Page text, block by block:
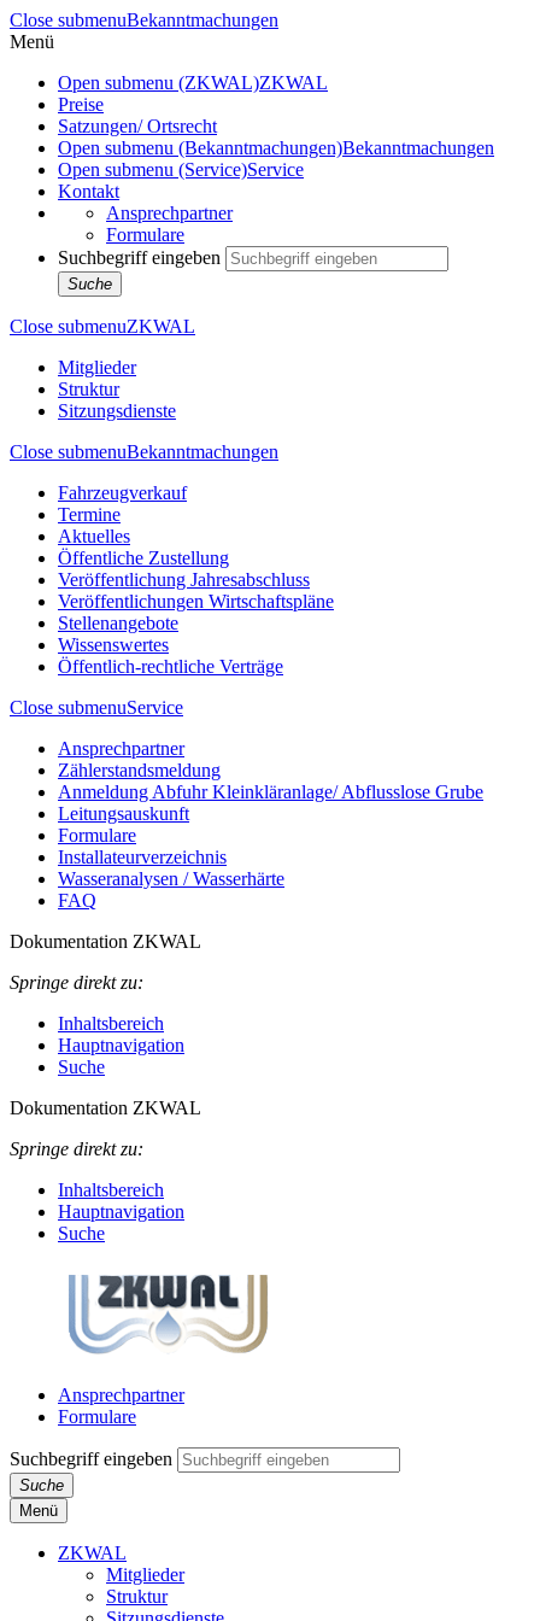
Close submenuBekanntmachungen
Menü
Open submenu (ZKWAL)ZKWAL
Preise
Satzungen/ Ortsrecht
Open submenu (Bekanntmachungen)Bekanntmachungen
Open submenu (Service)Service
Kontakt
Ansprechpartner
Formulare
Suchbegriff eingeben
Suche
Close submenuZKWAL
Mitglieder
Struktur
Sitzungsdienste
Close submenuBekanntmachungen
Fahrzeugverkauf
Termine
Aktuelles
Öffentliche Zustellung
Veröffentlichung Jahresabschluss
Veröffentlichungen Wirtschaftspläne
Stellenangebote
Wissenswertes
Öffentlich-rechtliche Verträge
Close submenuService
Ansprechpartner
Zählerstandsmeldung
Anmeldung Abfuhr Kleinkläranlage/ Abflusslose Grube
Leitungsauskunft
Formulare
Installateurverzeichnis
Wasseranalysen / Wasserhärte
FAQ
Dokumentation ZKWAL
Springe direkt zu:
Inhaltsbereich
Hauptnavigation
Suche
Dokumentation ZKWAL
Springe direkt zu:
Inhaltsbereich
Hauptnavigation
Suche
Ansprechpartner
Formulare
Suchbegriff eingeben
Suche
Menü
ZKWAL
Mitglieder
Struktur